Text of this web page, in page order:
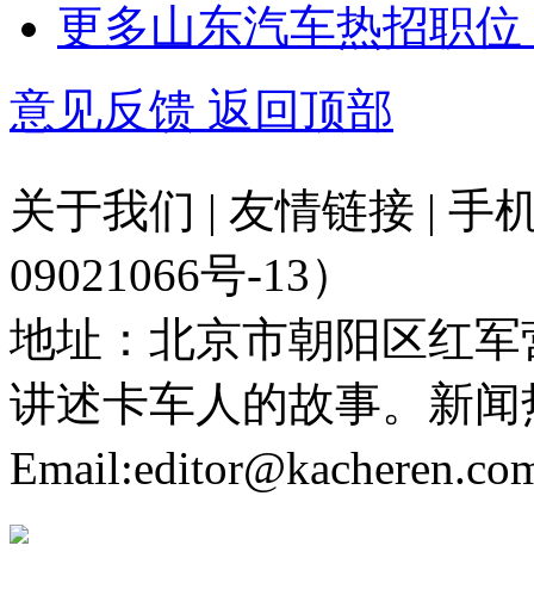
更多山东汽车热招职
意见反馈 返回顶部
关于我们 | 友情链接 | 手
09021066号-13）
地址：北京市朝阳区红
讲述卡车人的故事。新闻